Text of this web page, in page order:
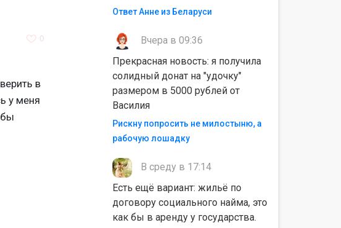
0
в
у меня
бы
Ответ Анне из Беларуси
Вчера в 09:36
Прекрасная новость: я получила
солидный донат на "удочку"
размером в 5000 рублей от
Василия
Рискну попросить не милостыню, а
рабочую лошадку
В среду в 17:14
Есть ещё вариант: жильё по
договору социального найма, это
как бы в аренду у государства.